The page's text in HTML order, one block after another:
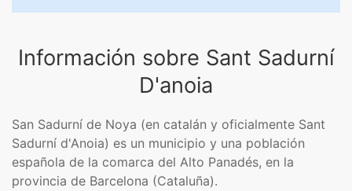
Información sobre Sant Sadurní
D'anoia
San Sadurní de Noya​​​ (en catalán y oficialmente Sant
Sadurní d'Anoia) es un municipio y una población
española de la comarca del Alto Panadés, en la
provincia de Barcelona (Cataluña).